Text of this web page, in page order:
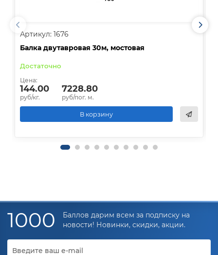
Артикул: 1676
Балка двутавровая 30м, мостовая
Достаточно
Цена:
144.00
руб/кг.
7228.80
руб/пог. м.
В корзину
1000
Баллов дарим всем за подписку на
новости! Новинки, скидки, акции.